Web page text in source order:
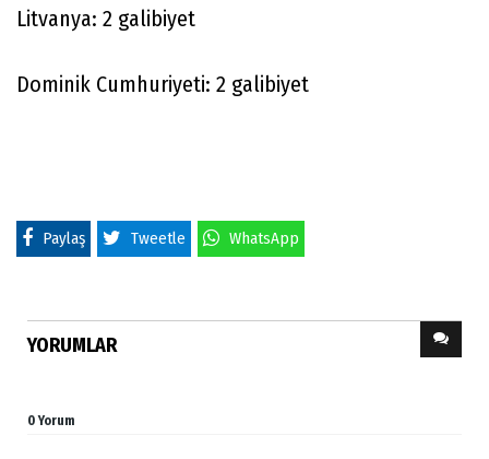
Litvanya: 2 galibiyet
Dominik Cumhuriyeti: 2 galibiyet
Paylaş Tweetle WhatsApp
YORUMLAR
0 Yorum